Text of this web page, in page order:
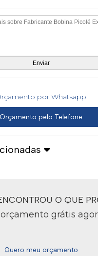
por Whatsapp
Orçamento pelo Telefone
O QUE
grátis
Quero meu orçamento